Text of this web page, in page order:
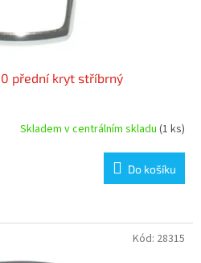
přední kryt stříbrný
Skladem v centrálním skladu (1 ks)
Do košíku
Kód: 28315